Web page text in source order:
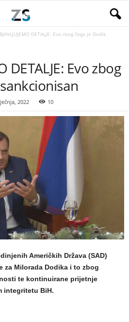
DETALJE: Evo zbog čega je Dodik
DETALJE: Evo zbog
2022 10
Američkih Država (SAD)
za Milorada Dodika i to zbog
te kontinuirane prijetnje
integritetu BiH.